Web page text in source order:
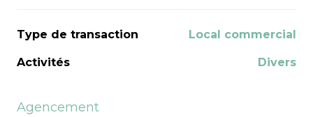
Type de transaction Local commercial
Activités Divers
Agencement